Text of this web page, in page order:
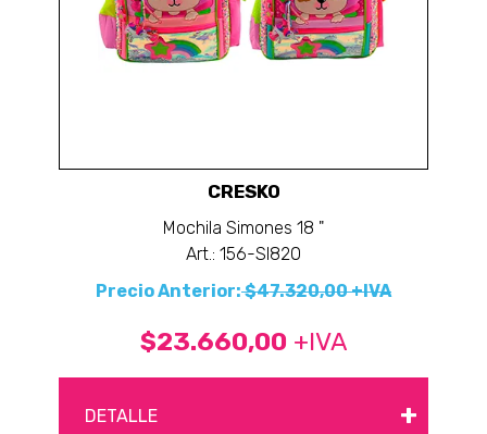
CRESKO
Mochila Simones 18 "
Art.: 156-SI820
Precio Anterior:$47.320,00 +IVA
$23.660,00 +IVA
DETALLE +